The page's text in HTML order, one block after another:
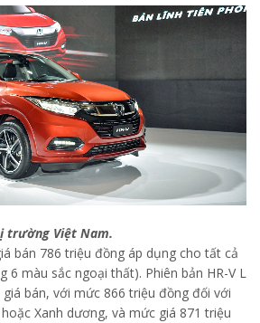
Việt Nam.
bán 786 triệu đồng áp dụng cho tất cả
6 màu sắc ngoại thất). Phiên bản HR-V L
bán, với mức 866 triệu đồng đối với
Xanh dương, và mức giá 871 triệu